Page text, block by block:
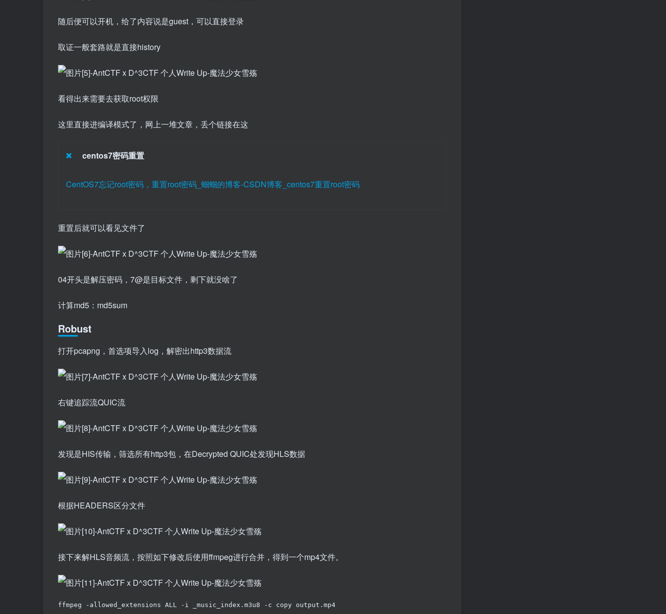
随后便可以开机，给了内容说是guest，可以直接登录
取证一般套路就是直接history
看得出来需要去获取root权限
这里直接进编译模式了，网上一堆文章，丢个链接在这
centos7密码重置
CentOS7忘记root密码，重置root密码_蝈蝈的博客-CSDN博客_centos7重置root密码
重置后就可以看见文件了
04开头是解压密码，7@是目标文件，剩下就没啥了
计算md5：md5sum
Robust
打开pcapng，首选项导入log，解密出http3数据流
右键追踪流QUIC流
发现是HIS传输，筛选所有http3包，在Decrypted QUIC处发现HLS数据
根据HEADERS区分文件
接下来解HLS音频流，按照如下修改后使用ffmpeg进行合并，得到一个mp4文件。
ffmpeg -allowed_extensions ALL -i _music_index.m3u8 -c copy output.mp4